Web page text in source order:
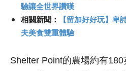
驗讓全世界讚嘆
相關新聞： 【留加好好玩】卑
夫美食雙重體驗
Shelter Point的農場約有